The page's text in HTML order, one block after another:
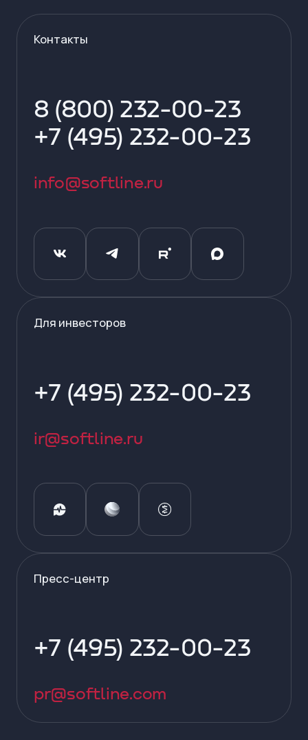
Контакты
8 (800) 232-00-23
+7 (495) 232-00-23
info@softline.ru
Для инвесторов
+7 (495) 232-00-23
ir@softline.ru
Пресс-центр
+7 (495) 232-00-23
pr@softline.com